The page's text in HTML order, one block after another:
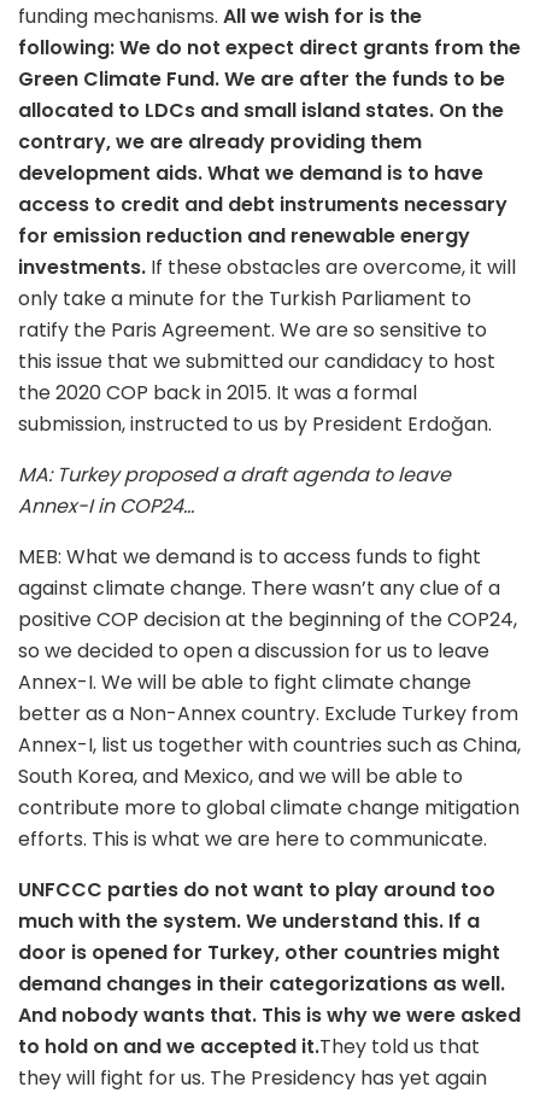
funding mechanisms. All we wish for is the
following: We do not expect direct grants from the
Green Climate Fund. We are after the funds to be
allocated to LDCs and small island states. On the
contrary, we are already providing them
development aids. What we demand is to have
access to credit and debt instruments necessary
for emission reduction and renewable energy
investments. If these obstacles are overcome, it will
only take a minute for the Turkish Parliament to
ratify the Paris Agreement. We are so sensitive to
this issue that we submitted our candidacy to host
the 2020 COP back in 2015. It was a formal
submission, instructed to us by President Erdoğan.
MA: Turkey proposed a draft agenda to leave
Annex-I in COP24…
MEB: What we demand is to access funds to fight
against climate change. There wasn’t any clue of a
positive COP decision at the beginning of the COP24,
so we decided to open a discussion for us to leave
Annex-I. We will be able to fight climate change
better as a Non-Annex country. Exclude Turkey from
Annex-I, list us together with countries such as China,
South Korea, and Mexico, and we will be able to
contribute more to global climate change mitigation
efforts. This is what we are here to communicate.
UNFCCC parties do not want to play around too
much with the system. We understand this. If a
door is opened for Turkey, other countries might
demand changes in their categorizations as well.
And nobody wants that. This is why we were asked
to hold on and we accepted it.They told us that
they will fight for us. The Presidency has yet again